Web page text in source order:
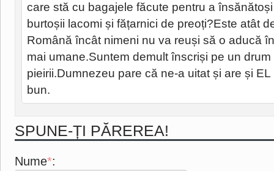
care stă cu bagajele făcute pentru a
burtoșii lacomi și fățarnici de preoți?Este atât
Română încât nimeni nu va reuși să o aducă
mai umane.Suntem demult înscriși pe un
pieirii.Dumnezeu pare că ne-a uitat și are și
bun.
SPUNE-ȚI PĂREREA!
Nume*: